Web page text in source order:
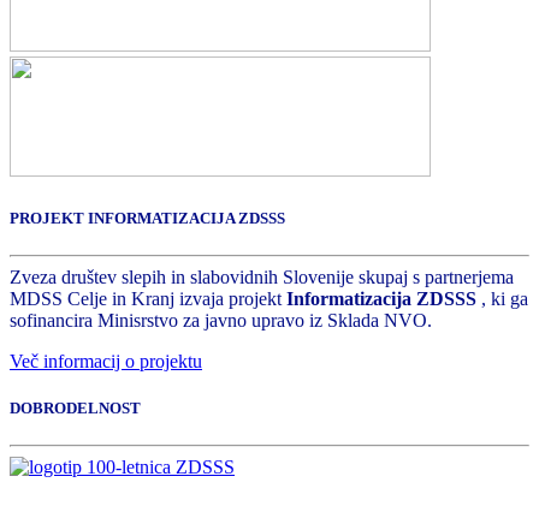
PROJEKT INFORMATIZACIJA ZDSSS
Zveza društev slepih in slabovidnih Slovenije skupaj s partnerjema
MDSS Celje in Kranj izvaja projekt Informatizacija ZDSSS , ki ga
sofinancira Minisrstvo za javno upravo iz Sklada NVO.
Več informacij o projektu
DOBRODELNOST